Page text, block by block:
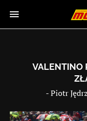
VALENTINO
-Piotr